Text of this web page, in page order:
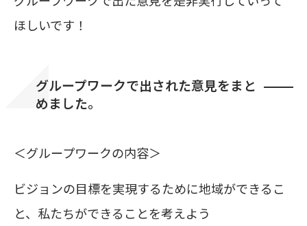
ほしいです！
グループワークで出された意見をまと
めました。
＜グループワークの内容＞
ビジョンの目標を実現するために地域ができるこ
と、私たちができることを考えよう